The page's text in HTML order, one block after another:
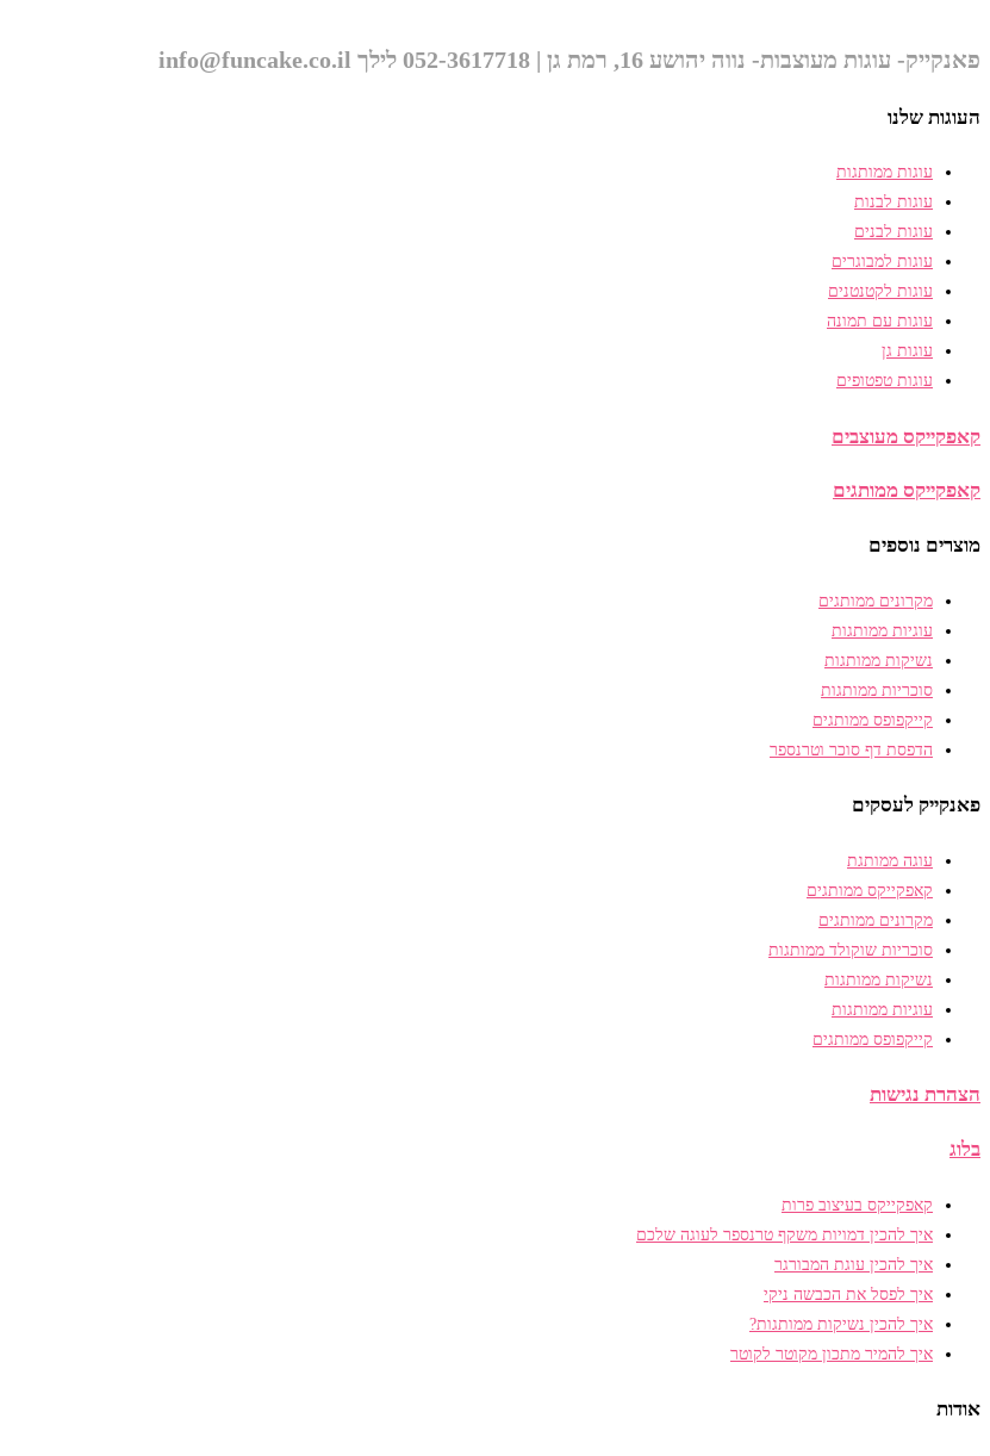
פאנקייק- עוגות מעוצבות- נווה יהושע 16, רמת גן | 052-3617718 לילך info@funcake.co.il
העוגות שלנו
עוגות ממותגות
עוגות לבנות
עוגות לבנים
עוגות למבוגרים
עוגות לקטנטנים
עוגות עם תמונה
עוגות גן
עוגות טפטופים
קאפקייקס מעוצבים
קאפקייקס ממותגים
מוצרים נוספים
מקרונים ממותגים
עוגיות ממותגות
נשיקות ממותגות
סוכריות ממותגות
קייקפופס ממותגים
הדפסת דף סוכר וטרנספר
פאנקייק לעסקים
עוגה ממותגת
קאפקייקס ממותגים
מקרונים ממותגים
סוכריות שוקולד ממותגות
נשיקות ממותגות
עוגיות ממותגות
קייקפופס ממותגים
הצהרת נגישות
בלוג
קאפקייקס בעיצוב פרות
איך להכין דמויות משקף טרנספר לעוגה שלכם
איך להכין עוגת המבורגר
איך לפסל את הכבשה ניקי
איך להכין נשיקות ממותגות?
איך להמיר מתכון מקוטר לקוטר
אודות